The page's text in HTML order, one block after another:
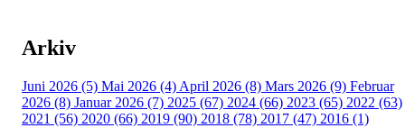
Arkiv
Juni 2026 (5) Mai 2026 (4) April 2026 (8) Mars 2026 (9) Februar
2026 (8) Januar 2026 (7) 2025 (67) 2024 (66) 2023 (65) 2022 (63)
2021 (56) 2020 (66) 2019 (90) 2018 (78) 2017 (47) 2016 (1)